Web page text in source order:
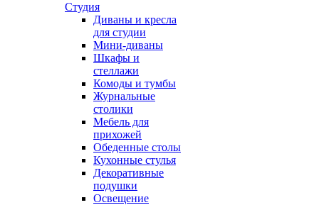
Студия
Диваны и кресла
для студии
Мини-диваны
Шкафы и
стеллажи
Комоды и тумбы
Журнальные
столики
Мебель для
прихожей
Обеденные столы
Кухонные стулья
Декоративные
подушки
Освещение